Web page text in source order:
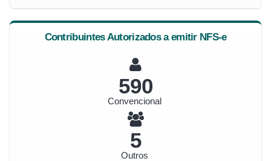
Contribuintes Autorizados a emitir NFS-e
632
Convencional
5
Outros